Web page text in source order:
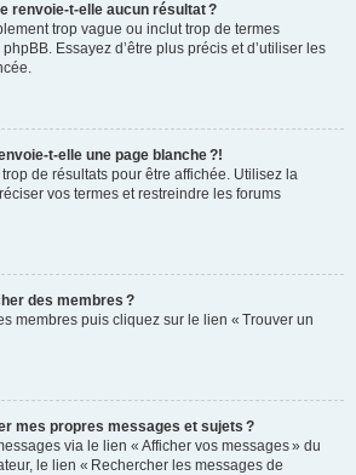
renvoie-t-elle aucun résultat ?
trop vague ou inclut trop de termes
Essayez d’être plus précis et d’utiliser les
t-elle une page blanche ?!
de résultats pour être affichée. Utilisez la
vos termes et restreindre les forums
des membres ?
membres puis cliquez sur le lien « Trouver un
mes propres messages et sujets ?
via le lien « Afficher vos messages » du
le lien « Rechercher les messages de